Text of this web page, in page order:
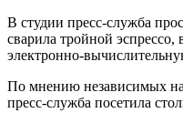
В студии пресс-служба
сварила тройной
электронно-
По мнению независимых
пресс-служба посетила